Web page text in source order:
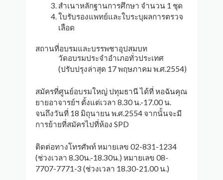
สำเนาหลักฐานการศึกษา จำนวน 1 ชุด
ใบรับรองแพทย์และใบระบุผลการตรวจ
เลือด
สถานที่อบรมและบรรพชาอุปสมบท
วัดอบรมประจำอำเภอทั่วประเทศ
(ปรับปรุงล่าสุด 17 พฤษภาคม พ.ศ.2554)
สมัครที่ศูนย์อบรมใหญ่ ปทุมธานี ได้ที่ หอฉันคุณ
ยายอาจารย์ฯ ตั้งแต่เวลา 8.30 น.-17.00 น.
จนถึงวันที่ 18 มิถุนายน พ.ศ.2554 จากนั้นจะมี
การย้ายที่สมัครไปที่ห้อง SPD
ติดต่อทางโทรศัพท์ หมายเลข 02-831-1234
(ช่วงเวลา 8.30น.-18.30น.) หมายเลข 08-
7707-7771-3 (ช่วงเวลา 18.30-21.00 น.)